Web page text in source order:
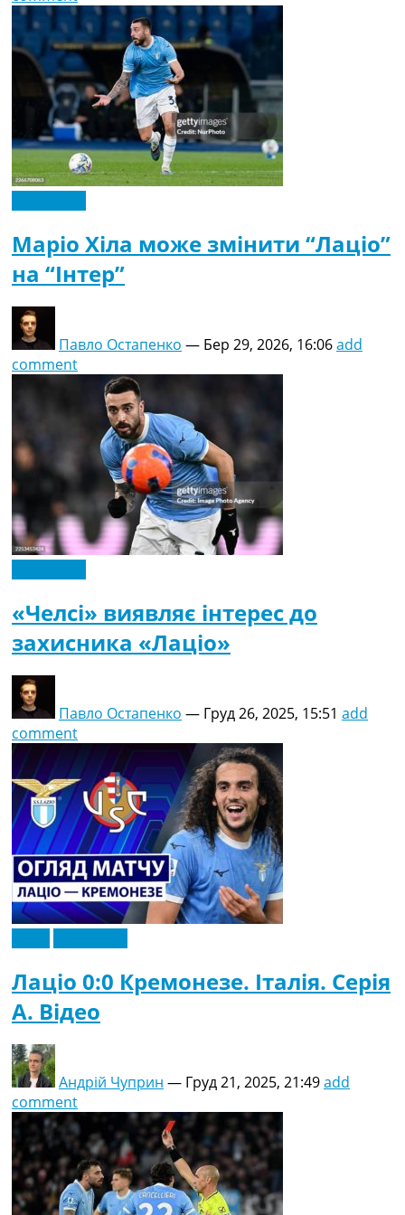
Маріо Хіла може змінити “Лаціо”
на “Інтер”
Павло Остапенко — Бер 29, 2026, 16:06add
comment
«Челсі» виявляє інтерес до
захисника «Лаціо»
Павло Остапенко — Груд 26, 2025, 15:51 add
comment
Лаціо 0:0 Кремонезе. Італія. Серія
A. Відео
Андрій Чуприн — Груд 21, 2025, 21:49add
comment